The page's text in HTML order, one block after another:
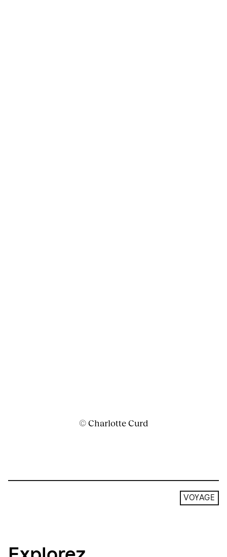
© Charlotte Curd
VOYAGE